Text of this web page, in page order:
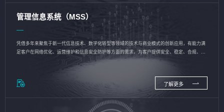
管理信息系统（MSS）
凭借多年来聚焦于新一代信息技术、数字化转型等领域的技术与商业模式的创新应用，有能力满
足客户在网络优化、运营维护和信息安全防护等方面的需求，为客户提供安全、稳定、合规、持
了解更多